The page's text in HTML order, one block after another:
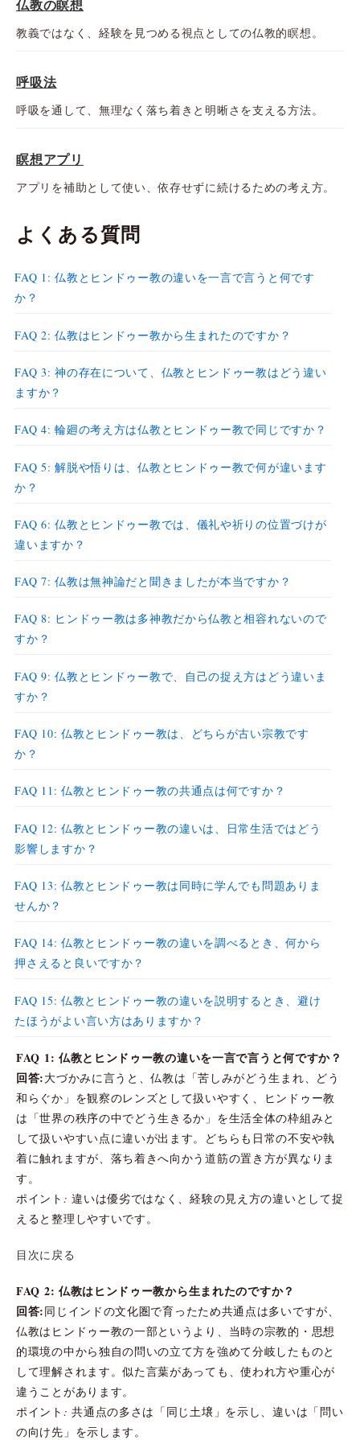
仏教の瞑想
教義ではなく、経験を見つめる視点としての仏教的瞑想。
呼吸法
呼吸を通して、無理なく落ち着きと明晰さを支える方法。
瞑想アプリ
アプリを補助として使い、依存せずに続けるための考え方。
よくある質問
FAQ 1: 仏教とヒンドゥー教の違いを一言で言うと何です
か？
FAQ 2: 仏教はヒンドゥー教から生まれたのですか？
FAQ 3: 神の存在について、仏教とヒンドゥー教はどう違い
ますか？
FAQ 4: 輪廻の考え方は仏教とヒンドゥー教で同じですか？
FAQ 5: 解脱や悟りは、仏教とヒンドゥー教で何が違います
か？
FAQ 6: 仏教とヒンドゥー教では、儀礼や祈りの位置づけが
違いますか？
FAQ 7: 仏教は無神論だと聞きましたが本当ですか？
FAQ 8: ヒンドゥー教は多神教だから仏教と相容れないので
すか？
FAQ 9: 仏教とヒンドゥー教で、自己の捉え方はどう違いま
すか？
FAQ 10: 仏教とヒンドゥー教は、どちらが古い宗教です
か？
FAQ 11: 仏教とヒンドゥー教の共通点は何ですか？
FAQ 12: 仏教とヒンドゥー教の違いは、日常生活ではどう
影響しますか？
FAQ 13: 仏教とヒンドゥー教は同時に学んでも問題ありま
せんか？
FAQ 14: 仏教とヒンドゥー教の違いを調べるとき、何から
押さえると良いですか？
FAQ 15: 仏教とヒンドゥー教の違いを説明するとき、避け
たほうがよい言い方はありますか？
FAQ 1: 仏教とヒンドゥー教の違いを一言で言うと何ですか？
回答:大づかみに言うと、仏教は「苦しみがどう生まれ、どう
和らぐか」を観察のレンズとして扱いやすく、ヒンドゥー教
は「世界の秩序の中でどう生きるか」を生活全体の枠組みと
して扱いやすい点に違いが出ます。どちらも日常の不安や執
着に触れますが、落ち着きへ向かう道筋の置き方が異なりま
す。
ポイント: 違いは優劣ではなく、経験の見え方の違いとして捉
えると整理しやすいです。
目次に戻る
FAQ 2: 仏教はヒンドゥー教から生まれたのですか？
回答:同じインドの文化圏で育ったため共通点は多いですが、
仏教はヒンドゥー教の一部というより、当時の宗教的・思想
的環境の中から独自の問いの立て方を強めて分岐したものと
して理解されます。似た言葉があっても、使われ方や重心が
違うことがあります。
ポイント: 共通点の多さは「同じ土壌」を示し、違いは「問い
の向け先」を示します。